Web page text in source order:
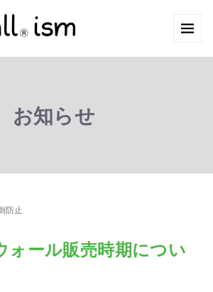
お知らせ
防止
ォール販売時期につい